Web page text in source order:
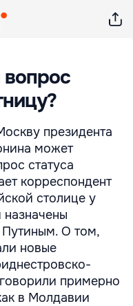
президента
может
статуса
корреспондент
столице у
О том,
новые
примерно
в Молдавии